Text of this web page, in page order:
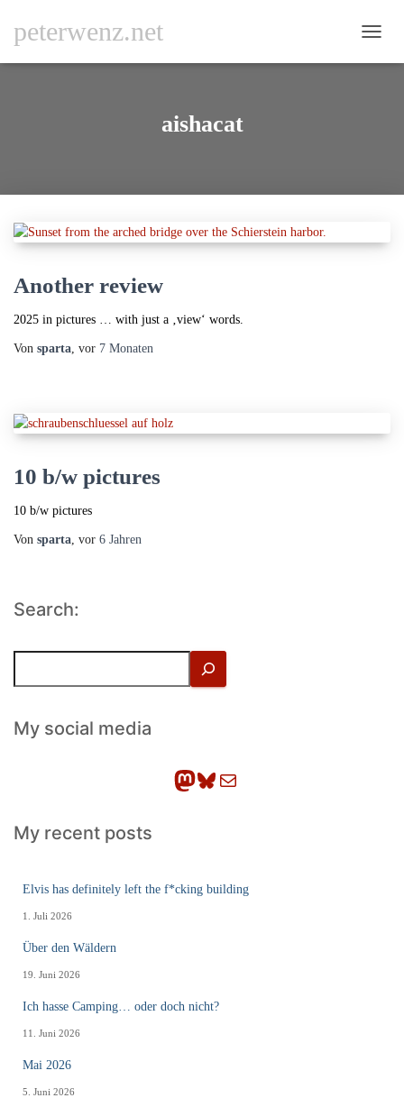
peterwenz.net
aishacat
Another review
2025 in pictures … with just a ‚view‘ words.
Von sparta , vor 7 Monaten
10 b/w pictures
10 b/w pictures
Von sparta , vor 6 Jahren
Search:
h
eMy social media
Mastodon Bluesky E-Mail
My recent posts
Elvis has definitely left the f*cking building
1. Juli 2026
Über den Wäldern
19. Juni 2026
Ich hasse Camping… oder doch nicht?
11. Juni 2026
Mai 2026
5. Juni 2026